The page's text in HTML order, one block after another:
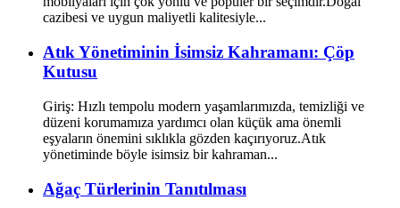
cazibesi ve uygun maliyetli kalitesiyle...
Atık Yönetiminin İsimsiz Kahramanı: Çöp
Kutusu
Giriş: Hızlı tempolu modern yaşamlarımızda, temizliği ve
düzeni korumamıza yardımcı olan küçük ama önemli
eşyaların önemini sıklıkla gözden kaçırıyoruz.Atık
yönetiminde böyle isimsiz bir kahraman...
Ağaç Türlerinin Tanıtılması